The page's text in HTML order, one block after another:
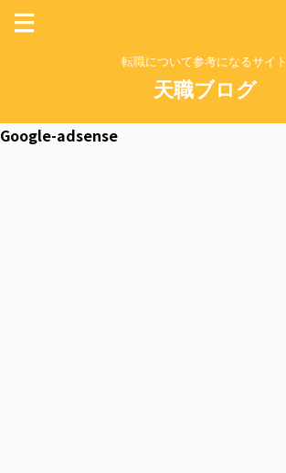
転職について参考になるサイト
天職ブログ
Google-adsense